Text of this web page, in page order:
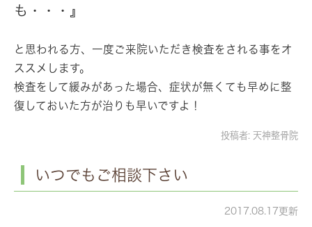
も・・・』
と思われる方、一度ご来院いただき検査をされる事をオ
ススメします。
検査をして緩みがあった場合、症状が無くても早めに整
復しておいた方が治りも早いですよ！
投稿者: 天神整骨院
いつでもご相談下さい
2017.08.17更新